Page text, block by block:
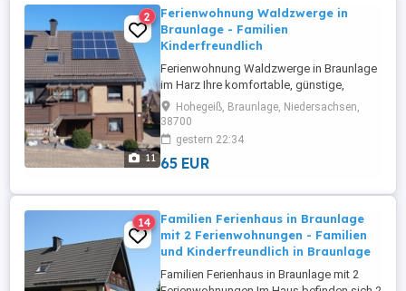
11
2
Ferienwohnung Waldzwerge in
Braunlage - Familien
Kinderfreundlich
Ferienwohnung Waldzwerge in Braunlage
im Harz Ihre komfortable, günstige,
Familienfreundliche & Kinderfreundliche
Ferienwohnung in Braunlage / Harz
Braunlage - Das Herz im Harz - Zu jeder
Jahreszeit eine Reise wert. Die
Ferienwohnung befindet sich in ruhiger
Wanderwege ...
Hohegeiß, Braunlage, Niedersachsen,
38700
gestern 22:34
65 EUR
14
Familien Ferienhaus in Braunlage
mit 2 Ferienwohnungen - Familien
und Kinderfreundlich in Braunlage
Familien Ferienhaus in Braunlage mit 2